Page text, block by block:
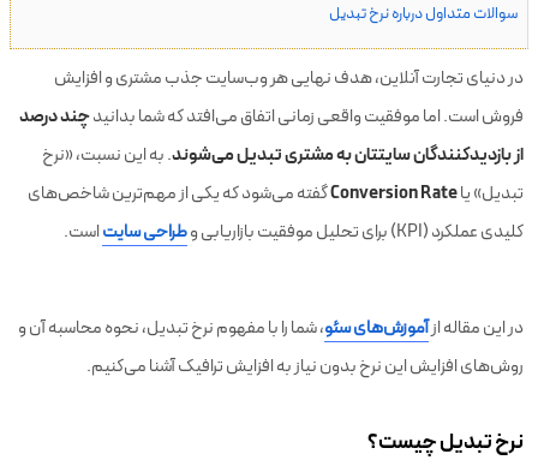
سوالات متداول درباره نرخ تبدیل
در دنیای تجارت آنلاین، هدف نهایی هر وب‌سایت جذب مشتری و افزایش
فروش است. اما موفقیت واقعی زمانی اتفاق می‌افتد که شما بدانیدچند درصد
از بازدیدکنندگان سایتتان به مشتری تبدیل می‌شوند. به این نسبت، «نرخ
تبدیل» یاConversion Rateگفته می‌شود که یکی از مهم‌ترین شاخص‌های
کلیدی عملکرد (KPI) برای تحلیل موفقیت بازاریابی و
طراحی سایتاست.
در این مقاله ازآموزش‌های سئو، شما را با مفهوم نرخ تبدیل، نحوه محاسبه آن و
روش‌های افزایش این نرخ بدون نیاز به افزایش ترافیک آشنا می‌کنیم.
نرخ تبدیل چیست؟